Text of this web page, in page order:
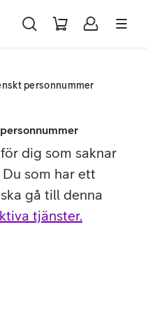
personnummer
dig som saknar
som har ett
gå till denna
tjänster.